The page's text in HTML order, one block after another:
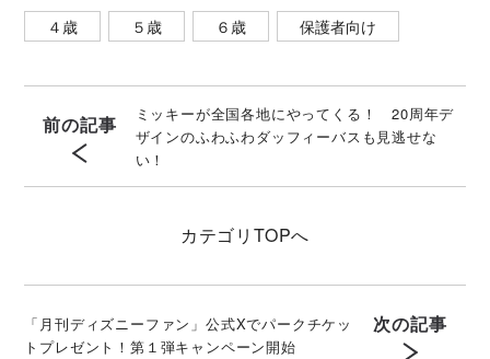
４歳 ５歳 ６歳 保護者向け
前の記事
ミッキーが全国各地にやってくる！ 20周年デ
ザインのふわふわダッフィーバスも見逃せな
い！
カテゴリ TOPへ
「月刊ディズニーファン」公式Xでパークチケッ
トプレゼント！第１弾キャンペーン開始
次の記事